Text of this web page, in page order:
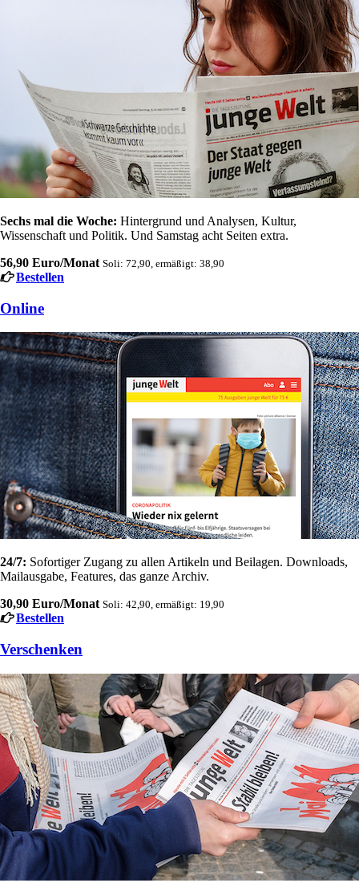
Sechs mal die Woche: Hintergrund und Analysen, Kultur,
Wissenschaft und Politik. Und Samstag acht Seiten extra.
56,90 Euro/Monat Soli: 72,90, ermäßigt: 38,90
Bestellen
Online
24/7: Sofortiger Zugang zu allen Artikeln und Beilagen. Downloads,
Mailausgabe, Features, das ganze Archiv.
30,90 Euro/Monat Soli: 42,90, ermäßigt: 19,90
Bestellen
Verschenken